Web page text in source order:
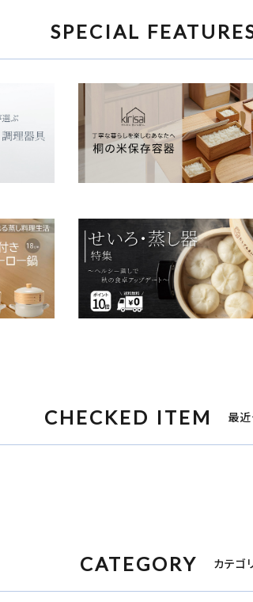
SPECIAL
CHECKED ITEM 最近
CATEGORY カテゴ